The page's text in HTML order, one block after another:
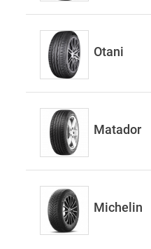
Otani
Matador
Michelin